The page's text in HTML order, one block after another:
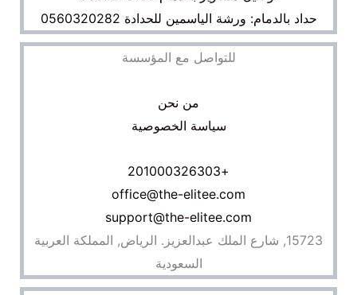
حداد بالدمام: ورشة الياسمين للحدادة 0560320282
للتواصل مع المؤسسة
من نحن
سياسة الخصوصية
+201000326303
office@the-elitee.com
support@the-elitee.com
15723, شارع الملك عبدالعزيز. الرياض, المملكة العربية
السعودية